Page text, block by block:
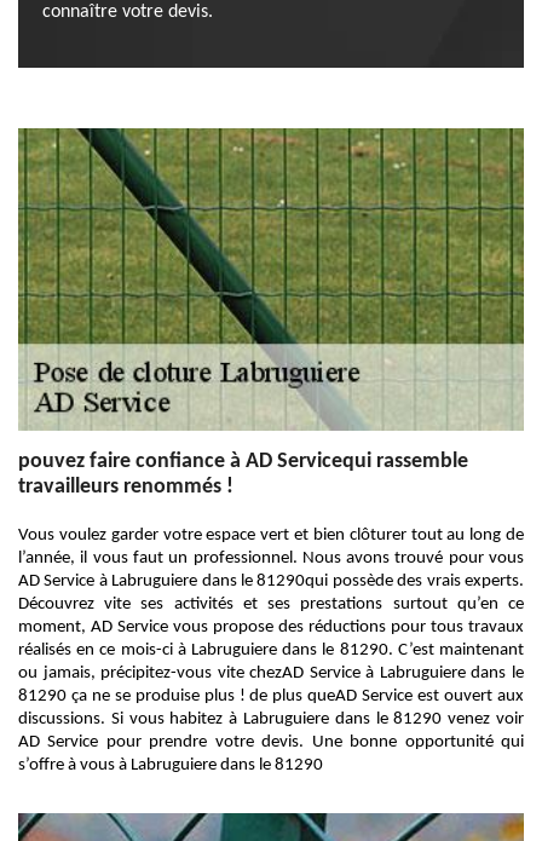
connaître votre devis.
pouvez faire confiance à AD Servicequi rassemble
travailleurs renommés !
Vous voulez garder votre espace vert et bien clôturer tout au long de
l’année, il vous faut un professionnel. Nous avons trouvé pour vous
AD Service à Labruguiere dans le 81290qui possède des vrais experts.
Découvrez vite ses activités et ses prestations surtout qu’en ce
moment, AD Service vous propose des réductions pour tous travaux
réalisés en ce mois-ci à Labruguiere dans le 81290. C’est maintenant
ou jamais, précipitez-vous vite chezAD Service à Labruguiere dans le
81290 ça ne se produise plus ! de plus queAD Service est ouvert aux
discussions. Si vous habitez à Labruguiere dans le 81290 venez voir
AD Service pour prendre votre devis. Une bonne opportunité qui
s’offre à vous à Labruguiere dans le 81290